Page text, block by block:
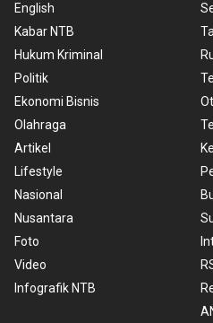
English
Kabar NTB
Hukum Kriminal
Politik
Ekonomi Bisnis
Olahraga
Artikel
Lifestyle
Nasional
Nusantara
Foto
Video
Infografik NTB